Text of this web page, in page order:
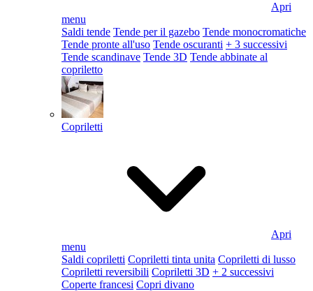
Apri
menu
Saldi tende Tende per il gazebo Tende monocromatiche
Tende pronte all'uso Tende oscuranti + 3 successivi
Tende scandinave Tende 3D Tende abbinate al
copriletto
Copriletti
Apri
menu
Saldi copriletti Copriletti tinta unita Copriletti di lusso
Copriletti reversibili Copriletti 3D + 2 successivi
Coperte francesi Copri divano